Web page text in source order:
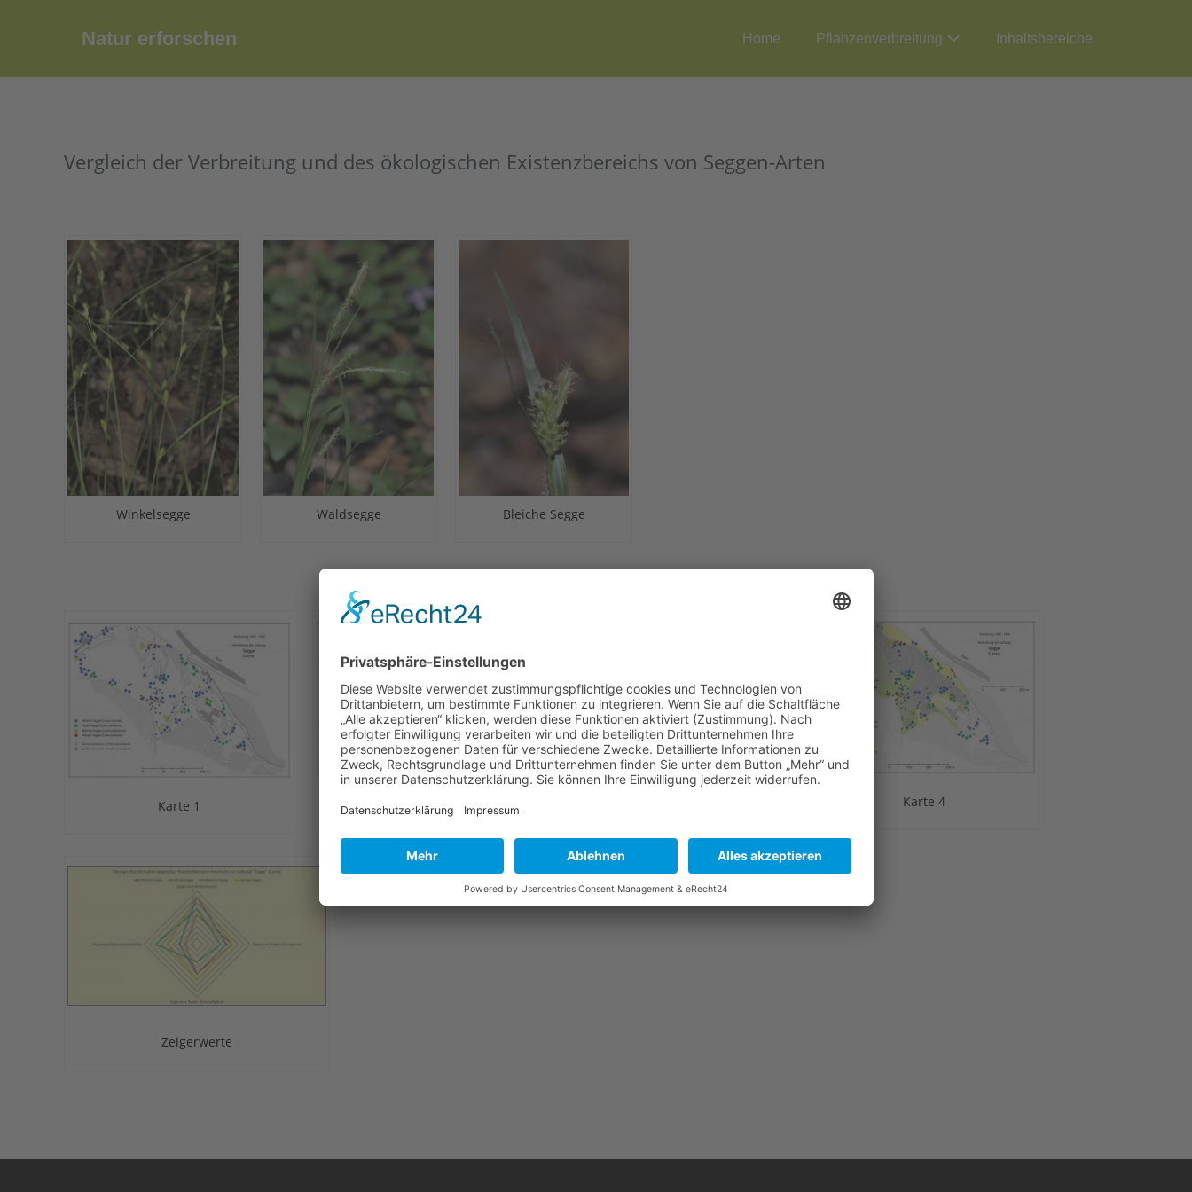
Natur erforschen Home Pflanzenverbreitung Inhaltsbereiche
Vergleich der Verbreitung und des ökologischen Existenzbereichs von Seggen-Arten
Winkelsegge Waldsegge Bleiche Segge
Karte 1 Karte 2 Karte 4
Zeigerwerte